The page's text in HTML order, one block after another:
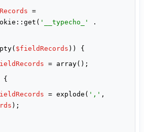
=
'__typecho_'
$fieldRecords
= explode( ','